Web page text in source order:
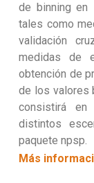
de binning en
tales como
validación
medidas de
obtención de
de los valores
consistirá en
distintos
paquete npsp.
Más